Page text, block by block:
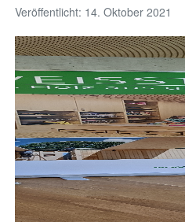
Veröffentlicht: 14. Oktober 2021